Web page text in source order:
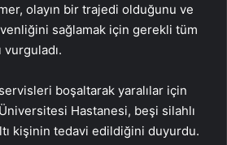
olayın bir trajedi olduğunu ve
sağlamak için gerekli tüm
vurguladı.
boşaltarak yaralılar için
Hastanesi, beşi silahlı
kişinin tedavi edildiğini duyurdu.